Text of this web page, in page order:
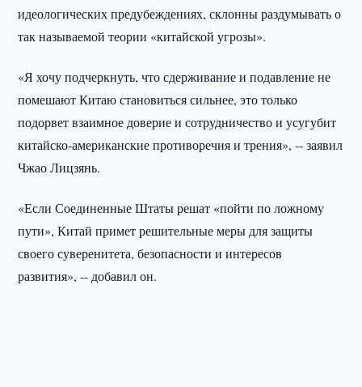
идеологических предубеждениях, склонны раздумывать о
так называемой теории «китайской угрозы».
«Я хочу подчеркнуть, что сдерживание и подавление не
помешают Китаю становиться сильнее, это только
подорвет взаимное доверие и сотрудничество и усугубит
китайско-американские противоречия и трения», -- заявил
Чжао Лицзянь.
«Если Соединенные Штаты решат «пойти по ложному
пути», Китай примет решительные меры для защиты
своего суверенитета, безопасности и интересов
развития», -- добавил он.